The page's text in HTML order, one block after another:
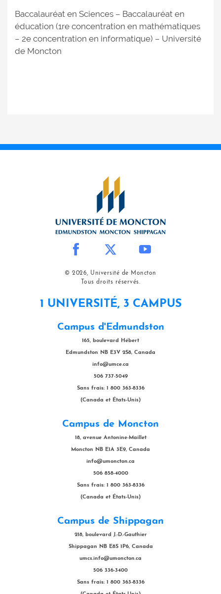
Baccalauréat en Sciences – Baccalauréat en
éducation (1re concentration en mathématiques
– 2e concentration en informatique) – Université
de Moncton
© 2026, Université de Moncton
Tous droits réservés.
1 UNIVERSITÉ, 3 CAMPUS
Campus d'Edmundston
165, boulevard Hébert
Edmundston NB E3V 2S8, Canada
info@umce.ca
506 737-5049
Sans frais: 1 800 363-8336
(Canada et États-Unis)
Campus de Moncton
18, avenue Antonine-Maillet
Moncton NB E1A 3E9, Canada
info@umoncton.ca
506 858-4000
Sans frais: 1 800 363-8336
(Canada et États-Unis)
Campus de Shippagan
218, boulevard J.-D.-Gauthier
Shippagan NB E8S 1P6, Canada
umcs.info@umoncton.ca
506 336-3400
Sans frais: 1 800 363-8336